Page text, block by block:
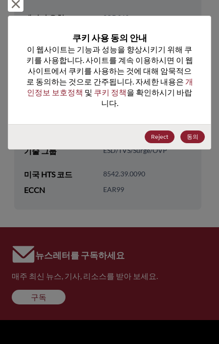
패키지 유형 SOD962
2
ROHS 준수 Yes
리드프리 Yes
패키지 유형 Tape & Reel
패키지 수량 9000
Protection & Termination
기술 그룹 ESD/TVS/Surge/OVP
미국 HTS 코드 8542.39.0090
ECCN EAR99
뉴스레터를 구독하세요
매주 최신 뉴스, 기사, 리소스를 받아 보세요.
구독
쿠키 사용 동의 안내
이 웹사이트는 기능과 성능을 향상시키기 위해 쿠
키를 사용합니다. 사이트를 계속 이용하시면 이 웹
사이트에서 쿠키를 사용하는 것에 대해 암묵적으
로 동의하는 것으로 간주됩니다. 자세한 내용은 개
인정보 보호정책 및 쿠키 정책을 확인하시기 바랍
니다.
Reject 동의